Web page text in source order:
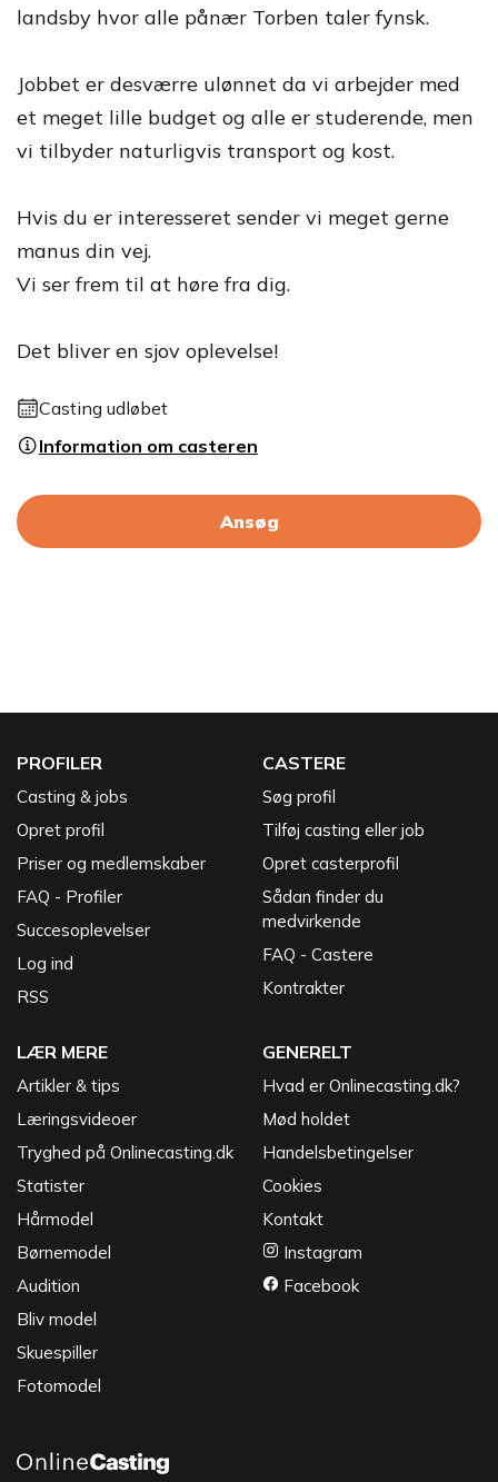
landsby hvor alle pånær Torben taler fynsk.
Jobbet er desværre ulønnet da vi arbejder med
et meget lille budget og alle er studerende, men
vi tilbyder naturligvis transport og kost.
Hvis du er interesseret sender vi meget gerne
manus din vej.
Vi ser frem til at høre fra dig.
Det bliver en sjov oplevelse!
Casting udløbet
Information om casteren
Ansøg
PROFILER
Casting & jobs
Opret profil
Priser og medlemskaber
FAQ - Profiler
Succesoplevelser
Log ind
RSS
CASTERE
Søg profil
Tilføj casting eller job
Opret casterprofil
Sådan finder du
medvirkende
FAQ - Castere
Kontrakter
LÆR MERE
Artikler & tips
Læringsvideoer
Tryghed på Onlinecasting.dk
Statister
Hårmodel
Børnemodel
Audition
Bliv model
Skuespiller
Fotomodel
GENERELT
Hvad er Onlinecasting.dk?
Mød holdet
Handelsbetingelser
Cookies
Kontakt
Instagram
Facebook